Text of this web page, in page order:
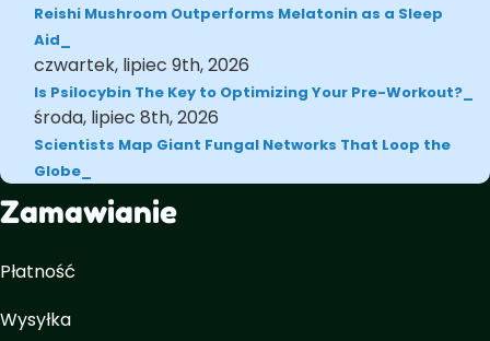
Reishi Mushroom Outperforms Melatonin as a Sleep
Aid
czwartek, lipiec 9th, 2026
Is Psilocybin The Key to Optimizing Your Pre-Workout?
środa, lipiec 8th, 2026
Scientists Map Giant Fungal Networks That Loop the
Globe
Zamawianie
Płatność
Wysyłka